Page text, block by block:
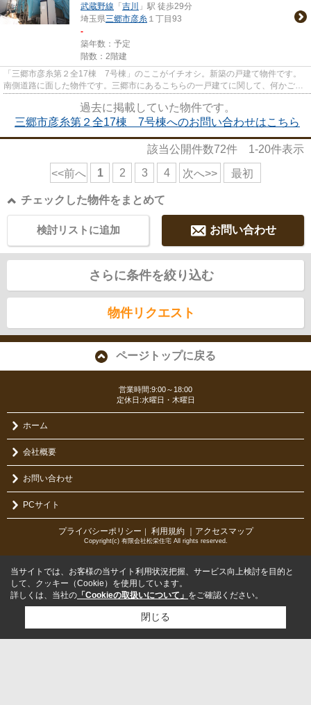
武蔵野線 「 吉川
」駅 徒歩29分
埼玉県三郷市彦糸 １丁目93
-
築年数：予定
階数：2階建
「三郷市彦糸第２全17棟 7号棟」のここがイチオシ。新築の戸建て物件です。
南側道路に面した物件です。三郷市にあるこちらの一戸建てに関して、何かご不
過去に掲載していた物件です。
三郷市彦糸第２全17棟 7号棟へのお問い合わせはこちら
該当公開件数72件 1-20件表示
<<前へ 1 2 3 4 次へ>> 最初
チェックした物件をまとめて
お問い合わせ
検討リストに追加
さらに条件を絞り込む
物件リクエスト
ページトップに戻る
営業時間:9:00～18:00
定休日:水曜日・木曜日
ホーム
会社概要
お問い合わせ
PCサイト
プライバシーポリシー ｜ 利用規約 ｜アクセスマップ
Copyright(c) 有限会社松栄住宅 All rights reserved.
当サイトでは、お客様の当サイト利用状況把握、サービス向上検討を目的と
して、クッキー（Cookie）を使用しています。
詳しくは、当社の 「Cookieの取扱いについて」 をご確認ください。
閉じる